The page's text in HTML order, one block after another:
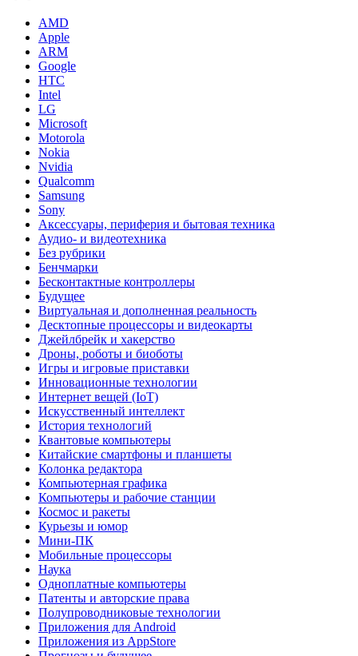
AMD
Apple
ARM
Google
HTC
Intel
LG
Microsoft
Motorola
Nokia
Nvidia
Qualcomm
Samsung
Sony
Аксессуары, периферия и бытовая техника
Аудио- и видеотехника
Без рубрики
Бенчмарки
Бесконтактные контроллеры
Будущее
Виртуальная и дополненная реальность
Десктопные процессоры и видеокарты
Джейлбрейк и хакерство
Дроны, роботы и биоботы
Игры и игровые приставки
Инновационные технологии
Интернет вещей (IoT)
Искусственный интеллект
История технологий
Квантовые компьютеры
Китайские смартфоны и планшеты
Колонка редактора
Компьютерная графика
Компьютеры и рабочие станции
Космос и ракеты
Курьезы и юмор
Мини-ПК
Мобильные процессоры
Наука
Одноплатные компьютеры
Патенты и авторские права
Полупроводниковые технологии
Приложения для Android
Приложения из AppStore